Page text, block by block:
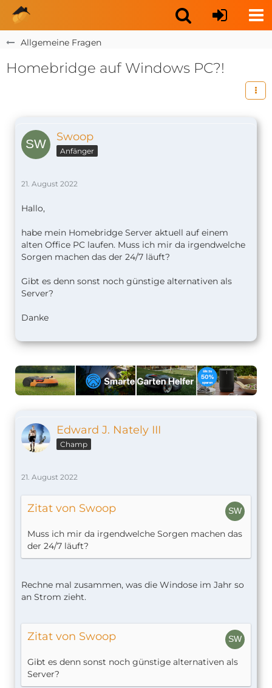
Allgemeine Fragen
Homebridge auf Windows PC?!
Swoop
Anfänger
21. August 2022
Hallo,
habe mein Homebridge Server aktuell auf einem
alten Office PC laufen. Muss ich mir da irgendwelche
Sorgen machen das der 24/7 läuft?
Gibt es denn sonst noch günstige alternativen als
Server?
Danke
Edward J. Nately III
Champ
21. August 2022
Zitat von Swoop
Muss ich mir da irgendwelche Sorgen machen das
der 24/7 läuft?
Rechne mal zusammen, was die Windose im Jahr so
an Strom zieht.
Zitat von Swoop
Gibt es denn sonst noch günstige alternativen als
Server?